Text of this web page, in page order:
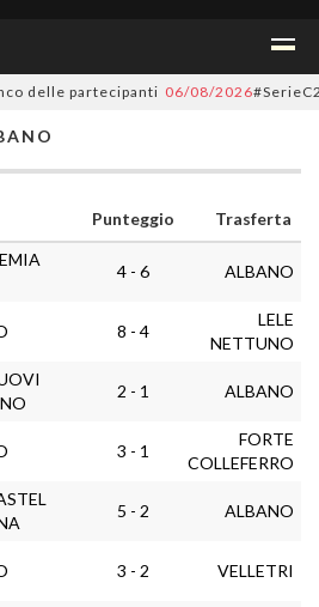
delle partecipanti 06/08/2026
Punteggio
Trasferta
4 - 6 ALBANO
8 - 4
LELE
NETTUNO
2 - 1 ALBANO
3 - 1
FORTE
COLLEFERRO
5 - 2 ALBANO
3 - 2 VELLETRI